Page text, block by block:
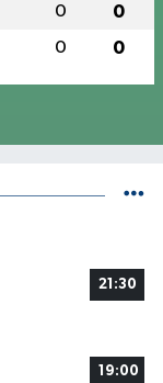
0 0
0 0
21:30
19:00